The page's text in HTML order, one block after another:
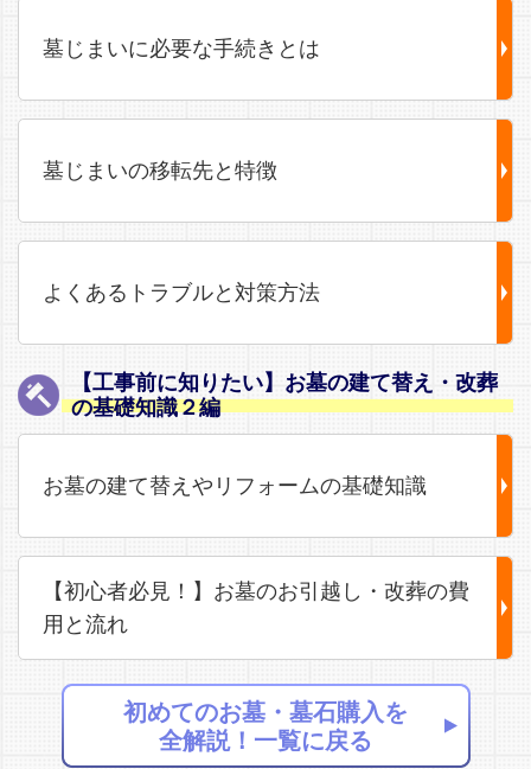
墓じまいに必要な手続きとは
墓じまいの移転先と特徴
よくあるトラブルと対策方法
【工事前に知りたい】お墓の建て替え・改葬
の基礎知識２編
お墓の建て替えやリフォームの基礎知識
【初心者必見！】お墓のお引越し・改葬の費
用と流れ
初めてのお墓・墓石購入を
全解説！一覧に戻る